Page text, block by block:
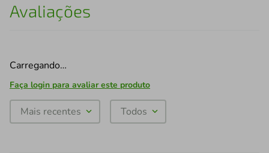
Avaliações
Carregando…
Faça login para avaliar este produto
Mais recentes Todos